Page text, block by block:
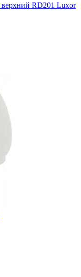
верхний RD201 Luxor